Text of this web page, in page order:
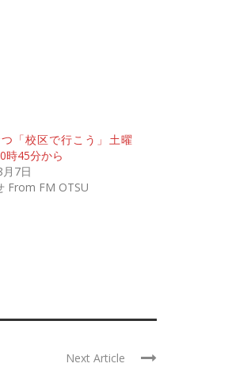
「校区で行こう」土曜
時45分から
7日
From FM OTSU
Next Article